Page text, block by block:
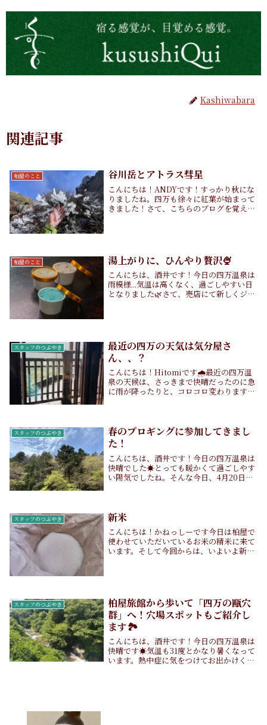
Kashiwabara
関連記事
柏屋のこと 谷川岳とアトラス彗星
こんにちは！ANDYです！すっかり秋にな
りましたね。四万も徐々に紅葉が始まって
きました！さて、こちらのブログを覚えて
柏屋のこと 湯上がりに、ひんやり贅沢🍨
こんにちは、酒井です！今日の四万温泉は
雨模様...気温は高くなく、過ごしやすい日
となりました🌿さて、売店にて新しくジェ
スタッフのつぶやき
最近の四万の天気は気分屋さ
ん、、？
こんにちは！Hitomiです🌧️最近の四万温
泉の天候は、さっきまで快晴だったのに急
に雨が降ったりと、コロコロ変わります🥲
お散...
スタッフのつぶやき
春のプロギングに参加してきまし
た！
こんにちは、酒井です！今日の四万温泉は
快晴でした☀️とっても暖かくて過ごしやす
い陽気でしたね。そんな今日、4月20日
介してい...
スタッフのつぶやき 新米
こんにちは！かねっしーです今日は柏屋で
使わせていただいているお米の精米に来て
います。そして今回からは、いよいよ新米
スタッフのつぶやき
柏屋旅館から歩いて「四万の甌穴
群」へ！穴場スポットもご紹介し
ます🏞️
こんにちは、酒井です！今日の四万温泉は
快晴です☀️気温も31度とかなり暑くなって
います。熱中症に気をつけてお出かけくだ